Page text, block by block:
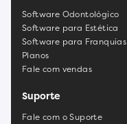
Software Odontológico
Software para Estética
Software para Franquias
Planos
Fale com vendas
Suporte
Fale com o Suporte